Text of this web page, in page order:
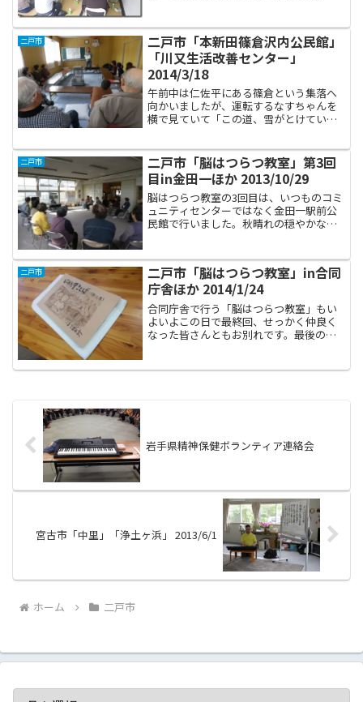
まってサークル活動をしているところ
へ、おじゃましました。うー...
二戸市
二戸市「本新田篠倉沢内公民館」
「川又生活改善センター」
2014/3/18
午前中は仁佐平にある篠倉という集落へ
向かいましたが、運転するなすちゃんを
横で見ていて「この道、雪がとけていて
健師さんと一緒に住民の皆さんを待って
いたのですが、開始時間の...
二戸市
二戸市「脳はつらつ教室」第3回
目in金田一ほか 2013/10/29
脳はつらつ教室の3回目は、いつものコミ
ュニティセンターではなく金田一駅前公
民館で行いました。秋晴れの穏やかな空
いる朝の連続テレビ小説を見ている参加
者の方が多く、感想を聞...
二戸市
二戸市「脳はつらつ教室」in合同
庁舎ほか 2014/1/24
合同庁舎で行う「脳はつらつ教室」もい
よいよこの日で最終回、せっかく仲良く
なった皆さんともお別れです。最後のテ
手足を元気に動かしながら歌って踊る活
岩手県精神保健ボランティア連絡会
宮古市「中里」「浄土ヶ浜」 2013/6/1
ホーム 二戸市